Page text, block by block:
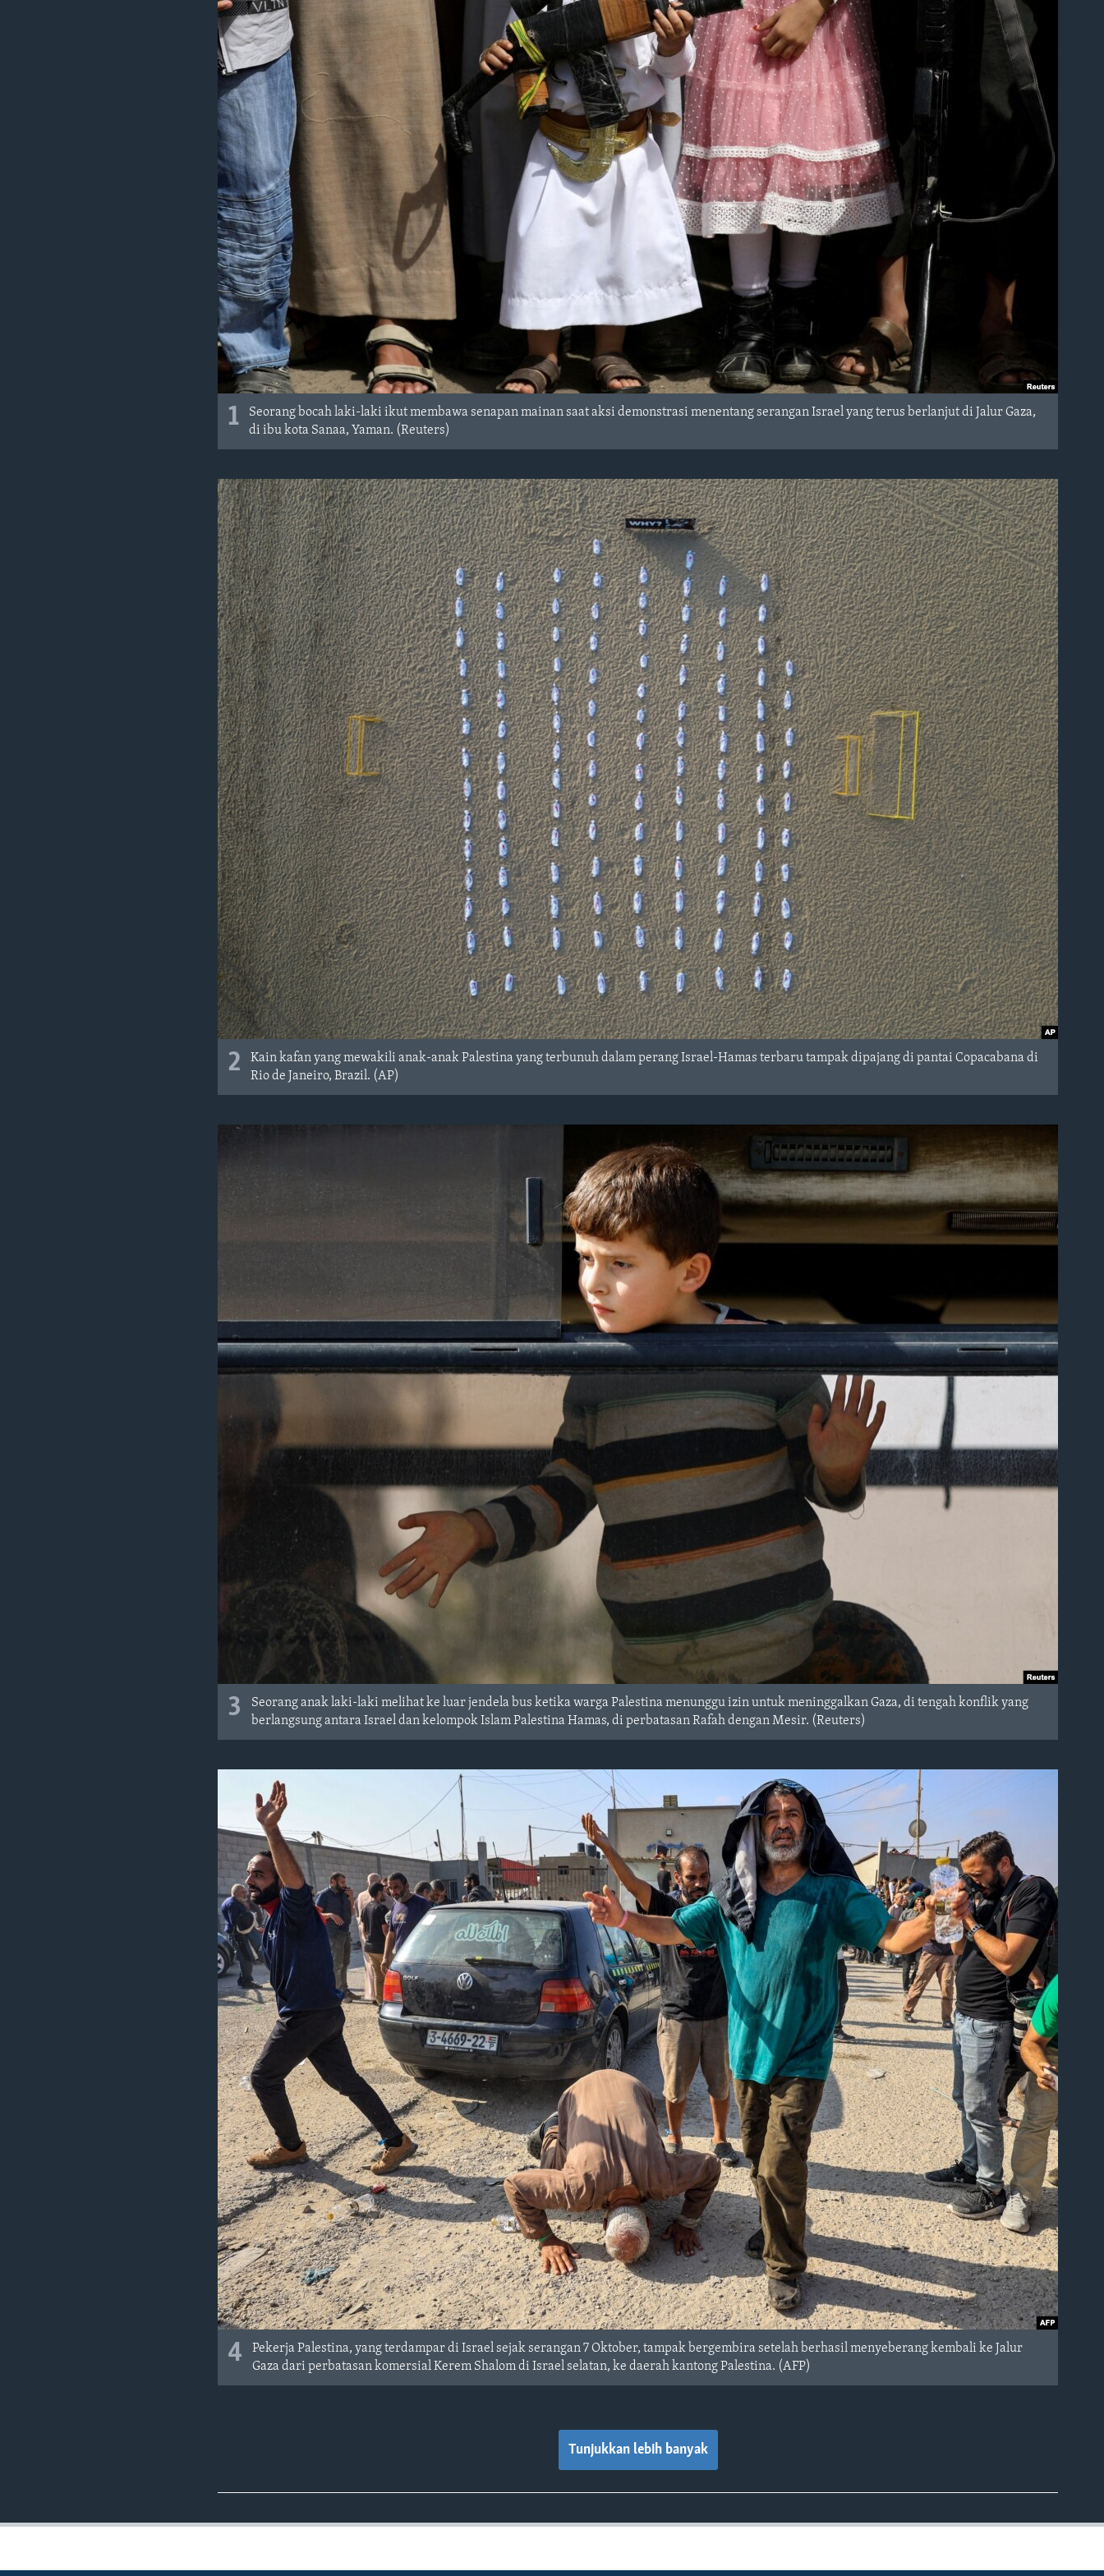
1
Seorang bocah laki-laki ikut membawa senapan mainan saat aksi demonstrasi menentang serangan Israel yang terus berlanjut di Jalur Gaza,
di ibu kota Sanaa, Yaman. (Reuters)
2
Kain kafan yang mewakili anak-anak Palestina yang terbunuh dalam perang Israel-Hamas terbaru tampak dipajang di pantai Copacabana di
Rio de Janeiro, Brazil. (AP)
3
Seorang anak laki-laki melihat ke luar jendela bus ketika warga Palestina menunggu izin untuk meninggalkan Gaza, di tengah konflik yang
berlangsung antara Israel dan kelompok Islam Palestina Hamas, di perbatasan Rafah dengan Mesir. (Reuters)
4
Pekerja Palestina, yang terdampar di Israel sejak serangan 7 Oktober, tampak bergembira setelah berhasil menyeberang kembali ke Jalur
Gaza dari perbatasan komersial Kerem Shalom di Israel selatan, ke daerah kantong Palestina. (AFP)
Tunjukkan lebih banyak